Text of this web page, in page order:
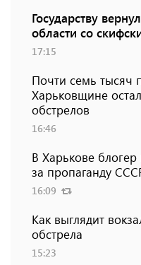
Государству
области со
17:15
Почти семь тысяч
Харьковщине
обстрелов
16:46
В Харькове
за пропаганду
16:09
Как выглядит
обстрела
15:23